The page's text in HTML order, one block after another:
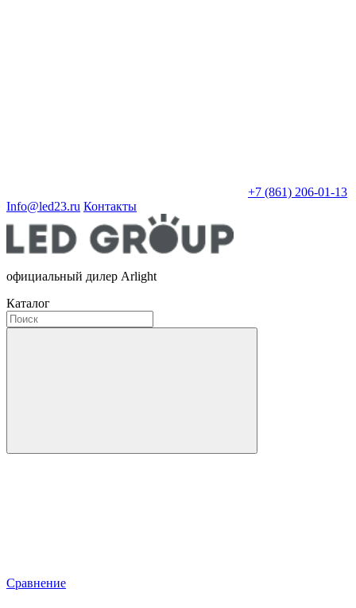
+7 (861) 206-01-13
Info@led23.ru Контакты
официальный дилер Arlight
Каталог
Сравнение